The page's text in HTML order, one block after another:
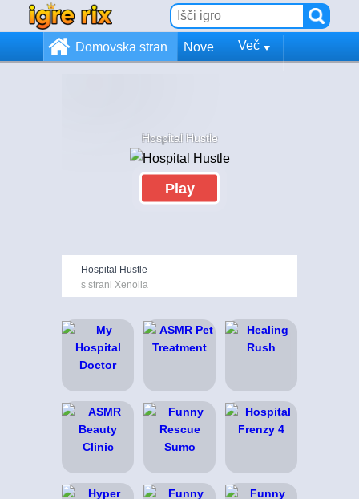
Domovska stran Nove Več
Hospital Hustle
Play
Hospital Hustle
s strani Xenolia